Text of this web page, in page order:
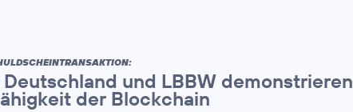
und LBBW demonstrieren
der Blockchain